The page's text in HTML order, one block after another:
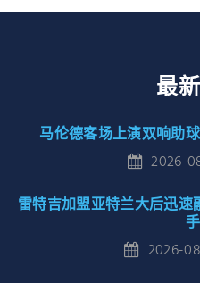
最
马伦德客场上演双响助
2026-
雷特吉加盟亚特兰大后迅
2026-